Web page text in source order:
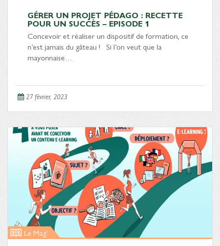
GÉRER UN PROJET PÉDAGO : RECETTE
POUR UN SUCCÈS – EPISODE 1
Concevoir et réaliser un dispositif de formation, ce
n’est jamais du gâteau ! Si l’on veut que la
mayonnaise…
27 février, 2023
Le Mag'